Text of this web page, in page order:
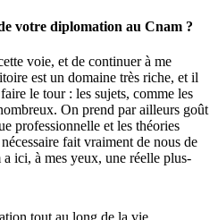
votre diplomation au Cnam ?
voie, et de continuer à me
est un domaine très riche, et il
le tour : les sujets, comme les
On prend par ailleurs goût
professionnelle et les théories
fait vraiment de nous de
ici, à mes yeux, une réelle plus-
tout au long de la vie